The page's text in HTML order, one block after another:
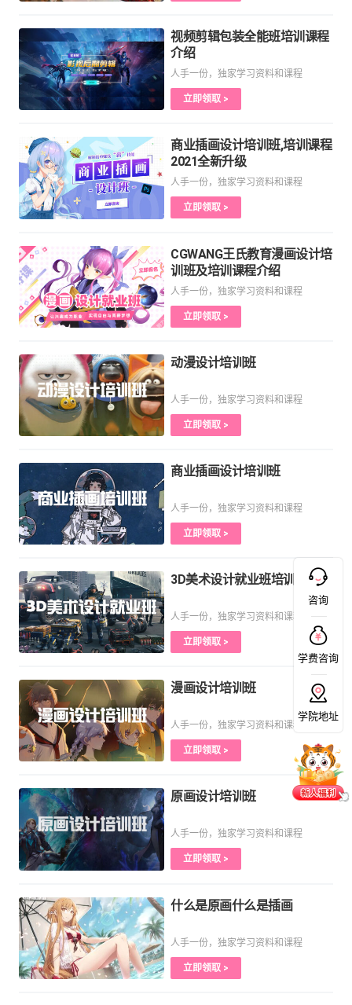
视频剪辑包装全能班培训课程
介绍
人手一份，独家学习资料和课程
立即领取 >
商业插画设计培训班,培训课程
2021全新升级
人手一份，独家学习资料和课程
立即领取 >
CGWANG王氏教育漫画设计培
训班及培训课程介绍
人手一份，独家学习资料和课程
立即领取 >
动漫设计培训班
人手一份，独家学习资料和课程
立即领取 >
商业插画设计培训班
人手一份，独家学习资料和课程
立即领取 >
3D美术设计就业班培训课程
人手一份，独家学习资料和课程
立即领取 >
漫画设计培训班
人手一份，独家学习资料和课程
立即领取 >
原画设计培训班
人手一份，独家学习资料和课程
立即领取 >
什么是原画什么是插画
人手一份，独家学习资料和课程
立即领取 >
咨询
学费咨询
学院地址